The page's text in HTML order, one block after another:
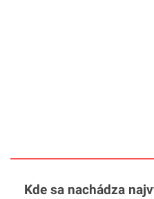
Kde sa nachádza